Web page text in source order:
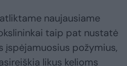
naujausiame
taip pat nustatė
įspėjamuosius požymius,
likus kelioms